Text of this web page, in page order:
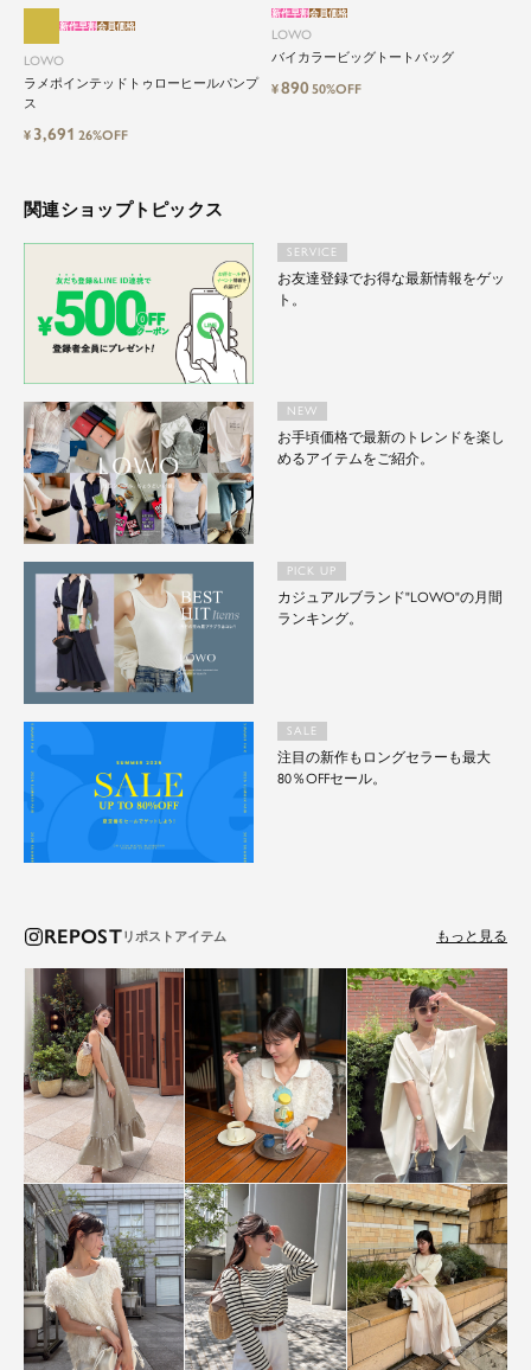
LOWO
ラメポインテッドトゥローヒールパンプ
ス
新作早割会員価格
¥ 3,691 26%OFF
LOWO
バイカラービッグトートバッグ
新作早割会員価格
¥89050%OFF
関連ショップトピックス
SERVICE
お友達登録でお得な最新情報をゲッ
ト。
NEW
お手頃価格で最新のトレンドを楽し
めるアイテムをご紹介。
PICK UP
カジュアルブランド"LOWO"の月間
ランキング。
SALE
注目の新作もロングセラーも最大
80％OFFセール。
REPOST もっと見る